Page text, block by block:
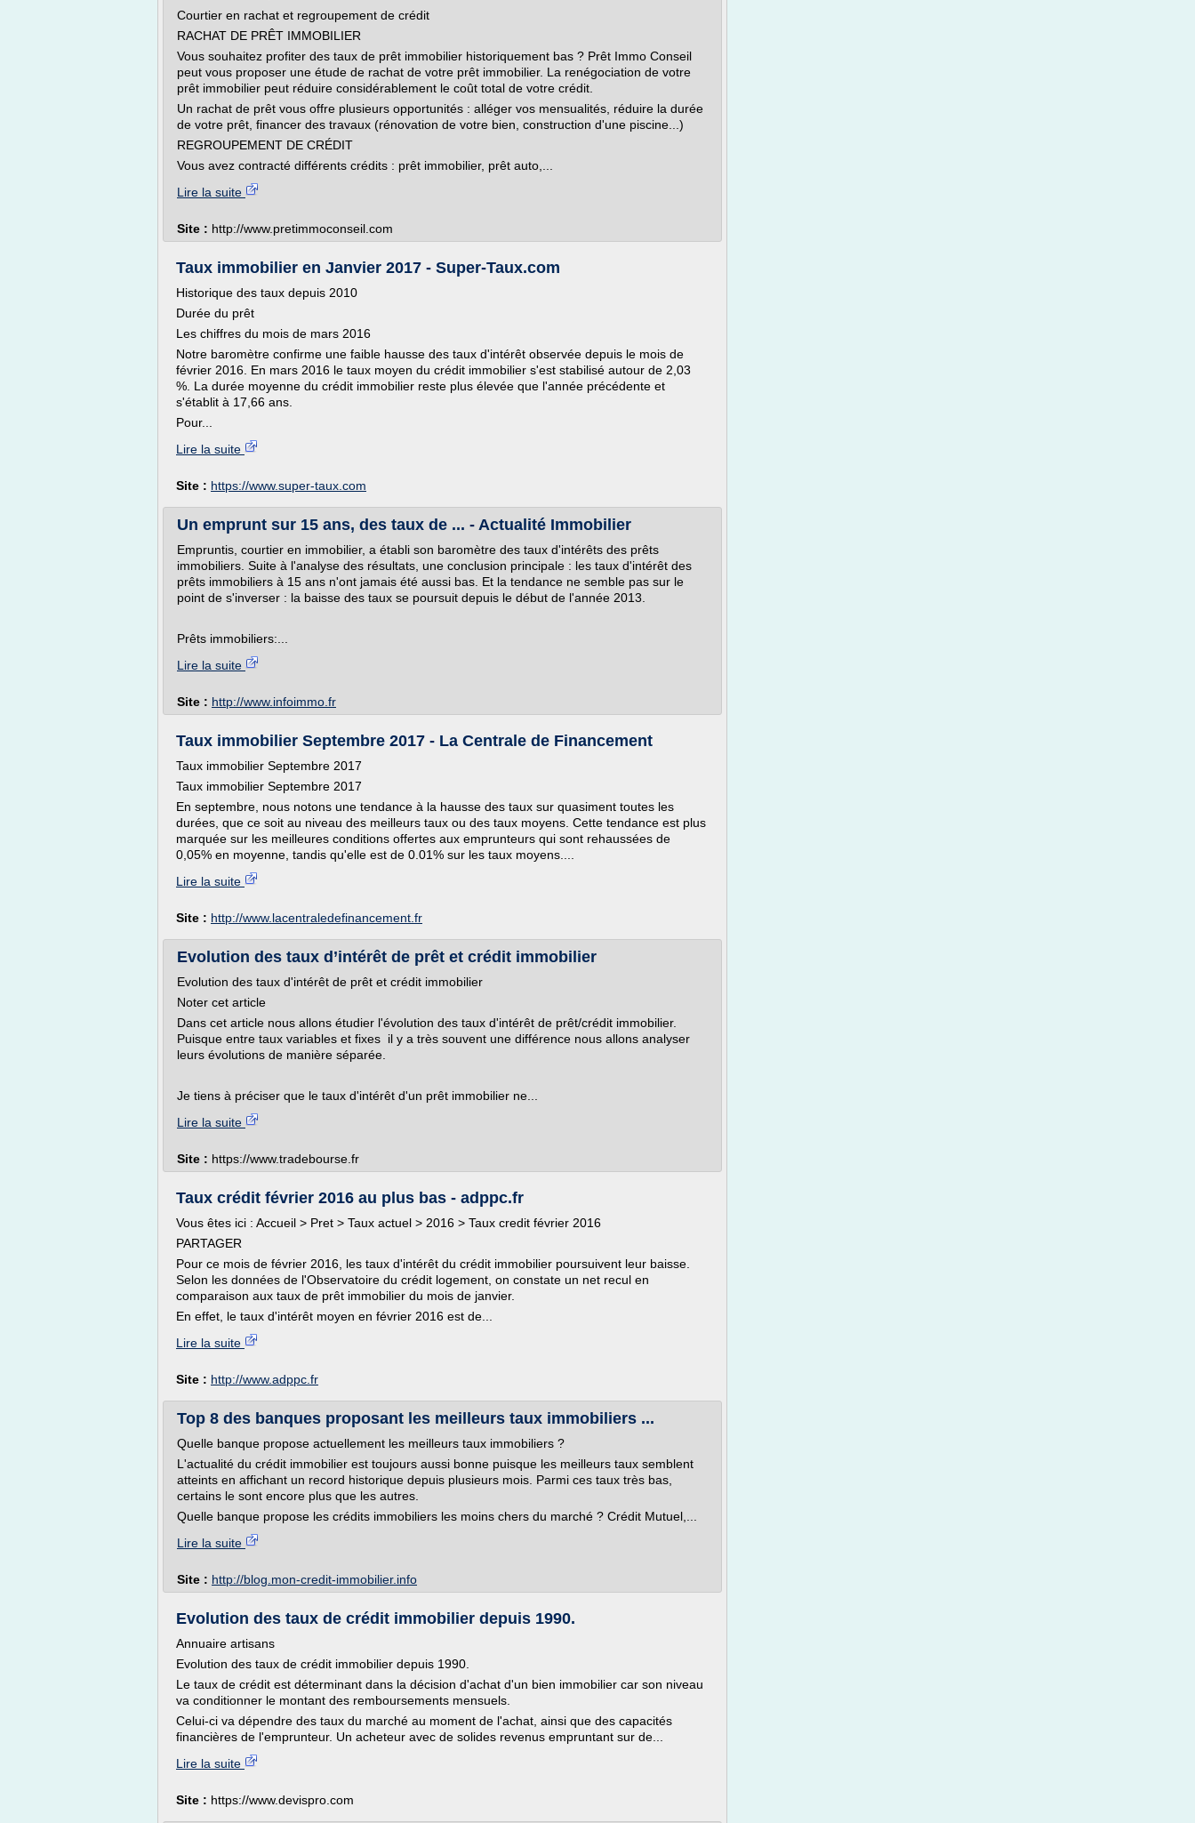
Courtier en rachat et regroupement de crédit
RACHAT DE PRÊT IMMOBILIER
Vous souhaitez profiter des taux de prêt immobilier historiquement bas ? Prêt Immo Conseil
peut vous proposer une étude de rachat de votre prêt immobilier. La renégociation de votre
prêt immobilier peut réduire considérablement le coût total de votre crédit.
Un rachat de prêt vous offre plusieurs opportunités : alléger vos mensualités, réduire la durée
de votre prêt, financer des travaux (rénovation de votre bien, construction d'une piscine...)
REGROUPEMENT DE CRÉDIT
Vous avez contracté différents crédits : prêt immobilier, prêt auto,...
Lire la suite
Site : http://www.pretimmoconseil.com
Taux immobilier en Janvier 2017 - Super-Taux.com
Historique des taux depuis 2010
Durée du prêt
Les chiffres du mois de mars 2016
Notre baromètre confirme une faible hausse des taux d'intérêt observée depuis le mois de
février 2016. En mars 2016 le taux moyen du crédit immobilier s'est stabilisé autour de 2,03
%. La durée moyenne du crédit immobilier reste plus élevée que l'année précédente et
s'établit à 17,66 ans.
Pour...
Lire la suite
Site : https://www.super-taux.com
Un emprunt sur 15 ans, des taux de ... - Actualité Immobilier
Empruntis, courtier en immobilier, a établi son baromètre des taux d'intérêts des prêts
immobiliers. Suite à l'analyse des résultats, une conclusion principale : les taux d'intérêt des
prêts immobiliers à 15 ans n'ont jamais été aussi bas. Et la tendance ne semble pas sur le
point de s'inverser : la baisse des taux se poursuit depuis le début de l'année 2013.
Prêts immobiliers:...
Lire la suite
Site : http://www.infoimmo.fr
Taux immobilier Septembre 2017 - La Centrale de Financement
Taux immobilier Septembre 2017
Taux immobilier Septembre 2017
En septembre, nous notons une tendance à la hausse des taux sur quasiment toutes les
durées, que ce soit au niveau des meilleurs taux ou des taux moyens. Cette tendance est plus
marquée sur les meilleures conditions offertes aux emprunteurs qui sont rehaussées de
0,05% en moyenne, tandis qu'elle est de 0.01% sur les taux moyens....
Lire la suite
Site : http://www.lacentraledefinancement.fr
Evolution des taux d’intérêt de prêt et crédit immobilier
Evolution des taux d'intérêt de prêt et crédit immobilier
Noter cet article
Dans cet article nous allons étudier l'évolution des taux d'intérêt de prêt/crédit immobilier.
Puisque entre taux variables et fixes il y a très souvent une différence nous allons analyser
leurs évolutions de manière séparée.
Je tiens à préciser que le taux d'intérêt d'un prêt immobilier ne...
Lire la suite
Site : https://www.tradebourse.fr
Taux crédit février 2016 au plus bas - adppc.fr
Vous êtes ici : Accueil > Pret > Taux actuel > 2016 > Taux credit février 2016
PARTAGER
Pour ce mois de février 2016, les taux d'intérêt du crédit immobilier poursuivent leur baisse.
Selon les données de l'Observatoire du crédit logement, on constate un net recul en
comparaison aux taux de prêt immobilier du mois de janvier.
En effet, le taux d'intérêt moyen en février 2016 est de...
Lire la suite
Site : http://www.adppc.fr
Top 8 des banques proposant les meilleurs taux immobiliers ...
Quelle banque propose actuellement les meilleurs taux immobiliers ?
L'actualité du crédit immobilier est toujours aussi bonne puisque les meilleurs taux semblent
atteints en affichant un record historique depuis plusieurs mois. Parmi ces taux très bas,
certains le sont encore plus que les autres.
Quelle banque propose les crédits immobiliers les moins chers du marché ? Crédit Mutuel,...
Lire la suite
Site : http://blog.mon-credit-immobilier.info
Evolution des taux de crédit immobilier depuis 1990.
Annuaire artisans
Evolution des taux de crédit immobilier depuis 1990.
Le taux de crédit est déterminant dans la décision d'achat d'un bien immobilier car son niveau
va conditionner le montant des remboursements mensuels.
Celui-ci va dépendre des taux du marché au moment de l'achat, ainsi que des capacités
financières de l'emprunteur. Un acheteur avec de solides revenus empruntant sur de...
Lire la suite
Site : https://www.devispro.com